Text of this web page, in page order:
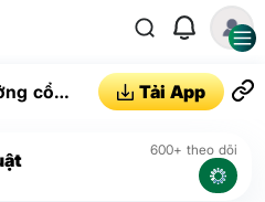
cổ
Tải App
600+ theo dõi